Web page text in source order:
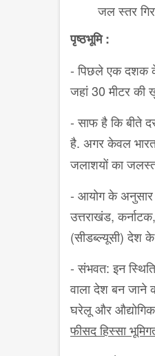
जल स्तर
पृष्ठभूमि :
- पिछले एक दशक
जहां 30 मीटर की
- साफ है कि बीते
है. अगर केवल
जलाशयों का
- आयोग के अनुसार
उत्तराखंड,
(सीडब्ल्यूसी) देश
- संभवत: इन
वाला देश बन जाने
घरेलू और औद्योगिक
फीसद हिस्सा